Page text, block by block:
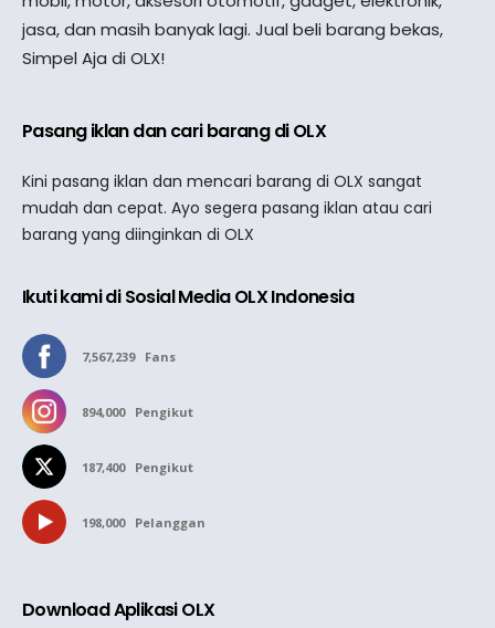
jasa, dan masih banyak lagi. Jual beli barang bekas,
Simpel Aja di OLX!
Pasang iklan dan cari barang di OLX
Kini pasang iklan dan mencari barang di OLX sangat
mudah dan cepat. Ayo segera pasang iklan atau cari
barang yang diinginkan di OLX
Ikuti kami di Sosial Media OLX Indonesia
7,567,239 Fans
894,000 Pengikut
187,400 Pengikut
198,000 Pelanggan
Download Aplikasi OLX